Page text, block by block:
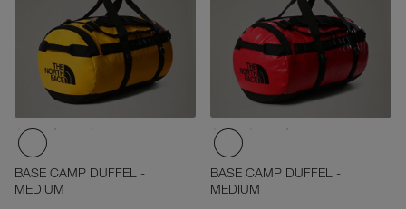
BASE CAMP DUFFEL -
MEDIUM
BASE CAMP DUFFEL -
MEDIUM